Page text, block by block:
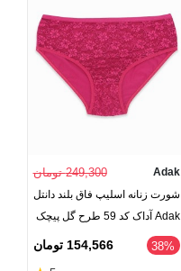
Adak 249,300 تومان
شورت زنانه اسلیپ فاق بلند دانتل
Adak آداک کد 59 طرح گل پیچک
‎38% 154,566 تومان